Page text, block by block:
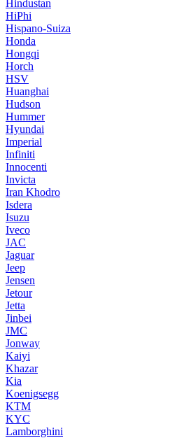
Hindustan
HiPhi
Hispano-Suiza
Honda
Hongqi
Horch
HSV
Huanghai
Hudson
Hummer
Hyundai
Imperial
Infiniti
Innocenti
Invicta
Iran Khodro
Isdera
Isuzu
Iveco
JAC
Jaguar
Jeep
Jensen
Jetour
Jetta
Jinbei
JMC
Jonway
Kaiyi
Khazar
Kia
Koenigsegg
KTM
KYC
Lamborghini